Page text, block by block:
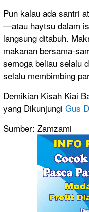
Pun kalau ada santri
—atau haytsu dalam
langsung ditabuh.
makanan bersama-
semoga beliau selalu
selalu membimbing
Demikian Kisah Kiai
yang Dikunjungi Gus
Sumber: Zamzami